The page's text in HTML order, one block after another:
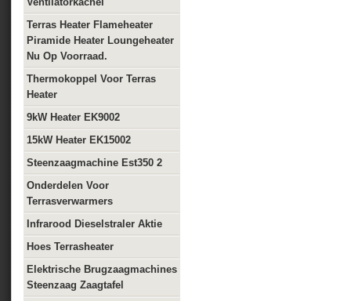
Terras Heater Flameheater
Piramide Heater Loungeheater
Nu Op Voorraad.
Thermokoppel Voor Terras
Heater
9kW Heater EK9002
15kW Heater EK15002
Steenzaagmachine Est350 2
Onderdelen Voor
Terrasverwarmers
Infrarood Dieselstraler Aktie
Hoes Terrasheater
Elektrische Brugzaagmachines
Steenzaag Zaagtafel